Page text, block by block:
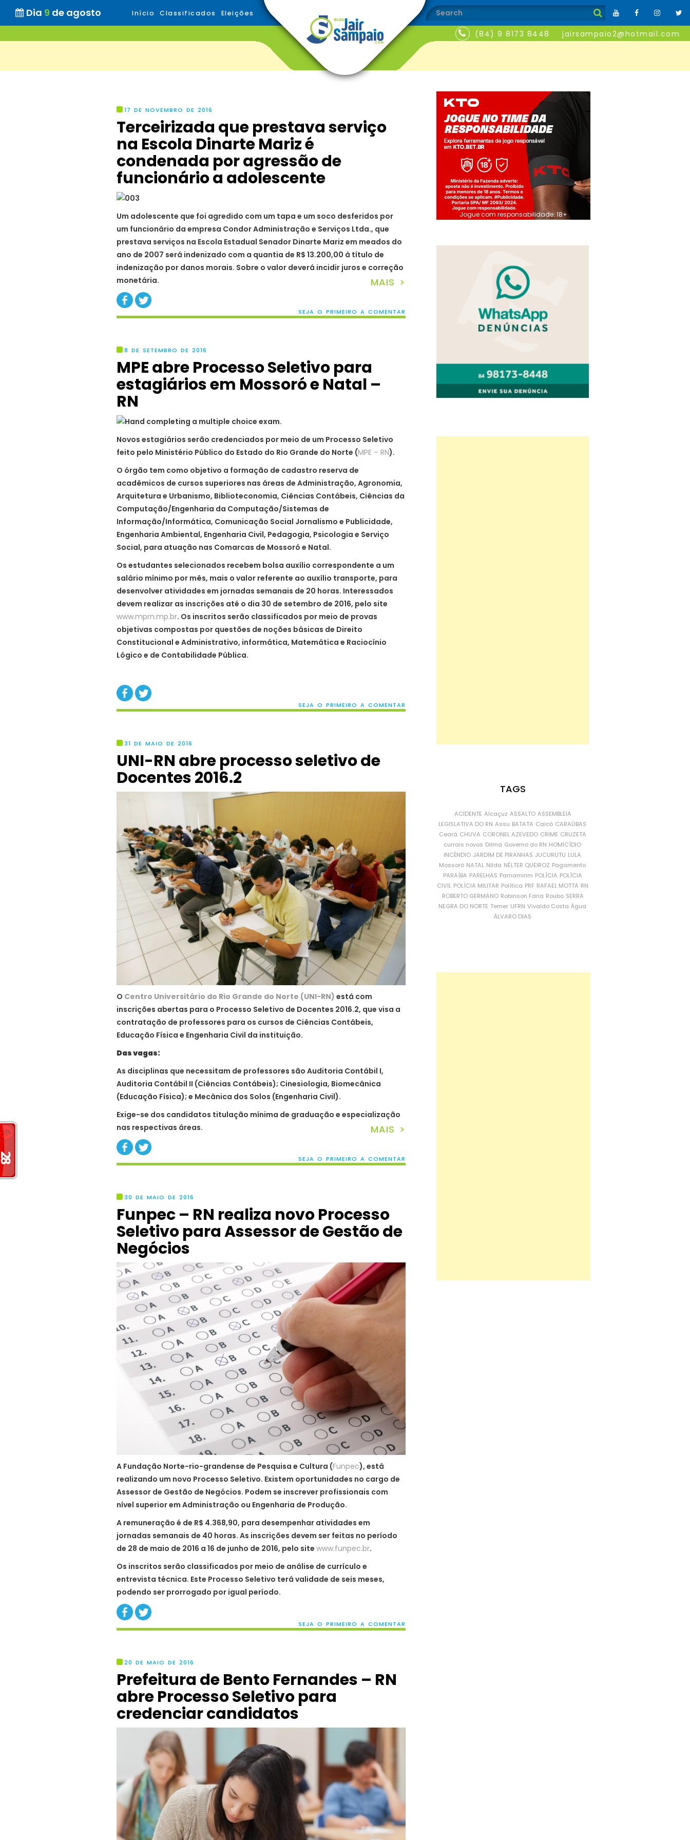
Dia 9 de agosto Início Classificados Eleições
(84) 9 8173 8448 jairsampaio2@hotmail.com
17 DE NOVEMBRO DE 2016
Terceirizada que prestava serviço
na Escola Dinarte Mariz é
condenada por agressão de
funcionário a adolescente
Um adolescente que foi agredido com um tapa e um soco desferidos por
um funcionário da empresa Condor Administração e Serviços Ltda., que
prestava serviços na Escola Estadual Senador Dinarte Mariz em meados do
ano de 2007 será indenizado com a quantia de R$ 13.200,00 à título de
indenização por danos morais. Sobre o valor deverá incidir juros e correção
monetária.
MAIS >
SEJA O PRIMEIRO A COMENTAR
8 DE SETEMBRO DE 2016
MPE abre Processo Seletivo para
estagiários em Mossoró e Natal –
RN
Novos estagiários serão credenciados por meio de um Processo Seletivo
feito pelo Ministério Público do Estado do Rio Grande do Norte (MPE – RN).
O órgão tem como objetivo a formação de cadastro reserva de
acadêmicos de cursos superiores nas áreas de Administração, Agronomia,
Arquitetura e Urbanismo, Biblioteconomia, Ciências Contábeis, Ciências da
Computação/Engenharia da Computação/Sistemas de
Informação/Informática, Comunicação Social Jornalismo e Publicidade,
Engenharia Ambiental, Engenharia Civil, Pedagogia, Psicologia e Serviço
Social, para atuação nas Comarcas de Mossoró e Natal.
Os estudantes selecionados recebem bolsa auxílio correspondente a um
salário mínimo por mês, mais o valor referente ao auxílio transporte, para
desenvolver atividades em jornadas semanais de 20 horas. Interessados
devem realizar as inscrições até o dia 30 de setembro de 2016, pelo site
www.mprn.mp.br. Os inscritos serão classificados por meio de provas
objetivas compostas por questões de noções básicas de Direito
Constitucional e Administrativo, informática, Matemática e Raciocínio
Lógico e de Contabilidade Pública.
SEJA O PRIMEIRO A COMENTAR
31 DE MAIO DE 2016
UNI-RN abre processo seletivo de
Docentes 2016.2
O Centro Universitário do Rio Grande do Norte (UNI-RN) está com
inscrições abertas para o Processo Seletivo de Docentes 2016.2, que visa a
contratação de professores para os cursos de Ciências Contábeis,
Educação Física e Engenharia Civil da instituição.
Das vagas:
As disciplinas que necessitam de professores são Auditoria Contábil I,
Auditoria Contábil II (Ciências Contábeis); Cinesiologia, Biomecânica
(Educação Física); e Mecânica dos Solos (Engenharia Civil).
Exige-se dos candidatos titulação mínima de graduação e especialização
nas respectivas áreas.
MAIS >
SEJA O PRIMEIRO A COMENTAR
30 DE MAIO DE 2016
Funpec – RN realiza novo Processo
Seletivo para Assessor de Gestão de
Negócios
A Fundação Norte-rio-grandense de Pesquisa e Cultura (Funpec), está
realizando um novo Processo Seletivo. Existem oportunidades no cargo de
Assessor de Gestão de Negócios. Podem se inscrever profissionais com
nível superior em Administração ou Engenharia de Produção.
A remuneração é de R$ 4.368,90, para desempenhar atividades em
jornadas semanais de 40 horas. As inscrições devem ser feitas no período
de 28 de maio de 2016 a 16 de junho de 2016, pelo site www.funpec.br.
Os inscritos serão classificados por meio de análise de currículo e
entrevista técnica. Este Processo Seletivo terá validade de seis meses,
podendo ser prorrogado por igual período.
SEJA O PRIMEIRO A COMENTAR
20 DE MAIO DE 2016
Prefeitura de Bento Fernandes – RN
abre Processo Seletivo para
credenciar candidatos
Jogue com responsabilidade. 18+
TAGS
ACIDENTE Alcaçuz ASSALTO ASSEMBLEIA
LEGISLATIVA DO RN Assu BATATA Caicó CARAÚBAS
Ceará CHUVA CORONEL AZEVEDO CRIME CRUZETA
currais novos Dilma Governo do RN HOMICÍDIO
INCÊNDIO JARDIM DE PIRANHAS JUCURUTU LULA
Mossoró NATAL Nilda NÉLTER QUEIROZ Pagamento
PARAÍBA PARELHAS Parnamirim POLÍCIA POLÍCIA
CIVIL POLÍCIA MILITAR Política PRF RAFAEL MOTTA RN
ROBERTO GERMANO Robinson Faria Roubo SERRA
NEGRA DO NORTE Temer UFRN Vivaldo Costa Água
ÁLVARO DIAS